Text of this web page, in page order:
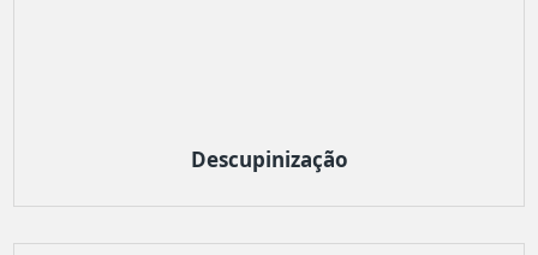
Descupinização